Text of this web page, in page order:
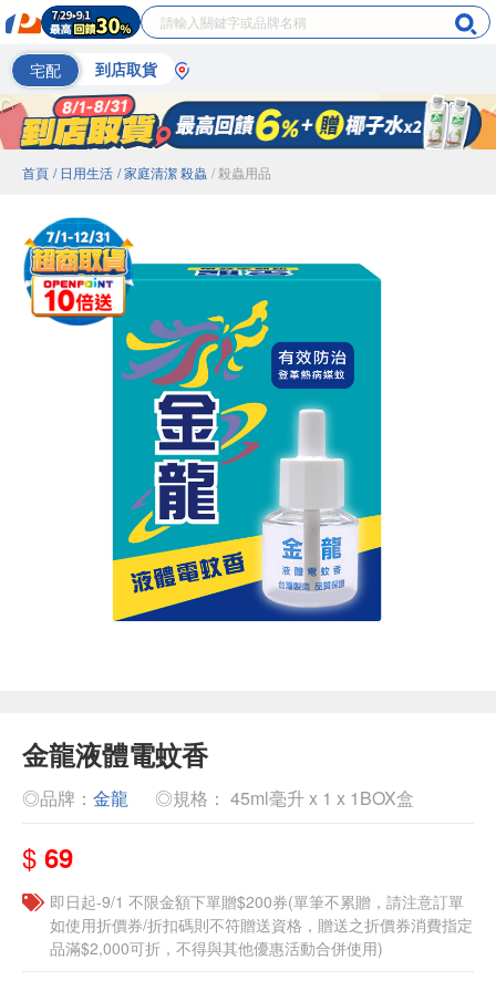
宅配 到店取貨
首頁 / 日用生活 / 家庭清潔 殺蟲 / 殺蟲用品
金龍液體電蚊香
◎品牌： 金龍 ◎規格： 45ml毫升 x 1 x 1BOX盒
$ 69
即日起-9/1 不限金額下單贈$200券(單筆不累贈，請注意訂單
如使用折價券/折扣碼則不符贈送資格，贈送之折價券消費指定
品滿$2,000可折，不得與其他優惠活動合併使用)